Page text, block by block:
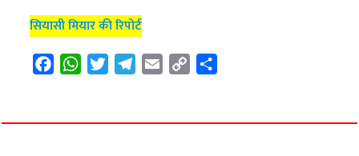
सियासी मियार की रिपोर्ट
e
W
t
t
e
i
y
r